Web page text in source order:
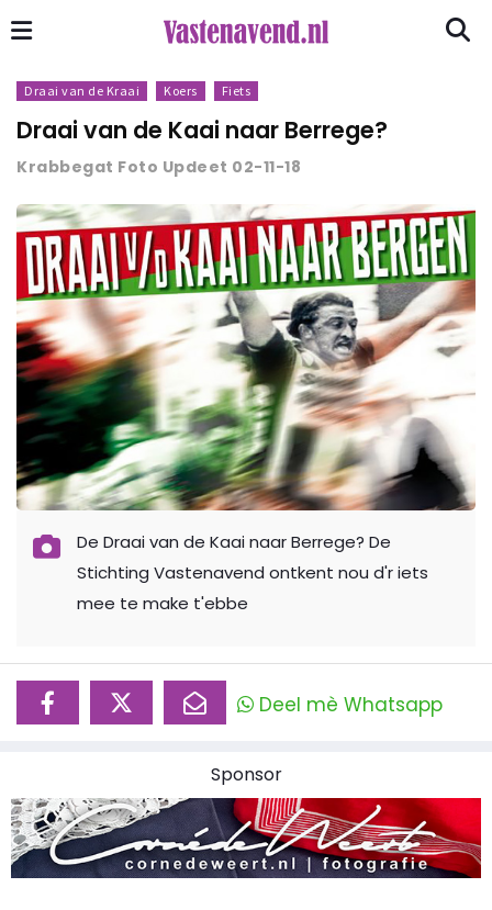
Draai van de Kraai Koers Fiets
Draai van de Kaai naar Berrege?
Krabbegat Foto Updeet 02-11-18
De Draai van de Kaai naar Berrege? De
Stichting Vastenavend ontkent nou d'r iets
mee te make t'ebbe
Deel mè Whatsapp
Sponsor